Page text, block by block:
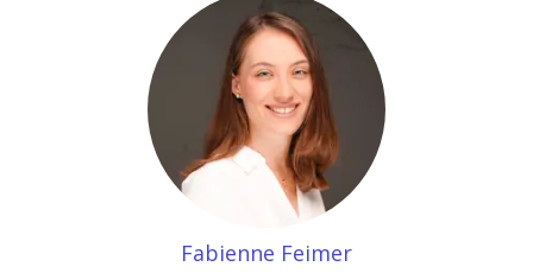
Fabienne Feimer